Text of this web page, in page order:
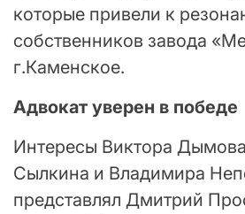
которые привели к
собственников завода
г.Каменское.
Адвокат уверен в победе
Интересы Виктора
Сылкина и Владимира
представлял Дмитрий